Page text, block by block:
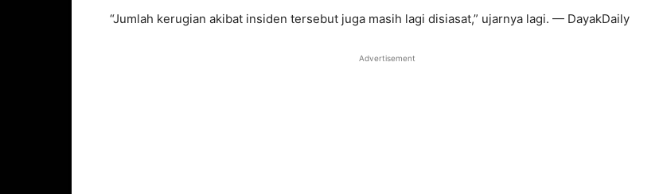
“Jumlah kerugian akibat insiden tersebut juga masih lagi disiasat,” ujarnya lagi. — DayakDaily
Advertisement